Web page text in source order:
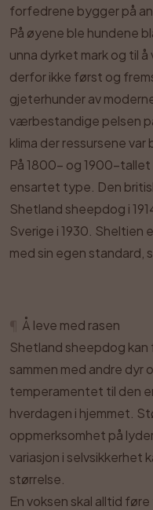
forfedrene bygger på
På øyene ble hundene
unna dyrket mark og til
derfor ikke først og
gjeterhunder av
værbestandige pelsen
klima der ressursene var
På 1800- og 1900-
ensartet type. Den
Shetland sheepdog i
Sverige i 1930. Sheltien
med sin egen standard,
Å leve med rasen
Shetland sheepdog kan
sammen med andre dyr
temperamentet til den
hverdagen i hjemmet.
oppmerksomhet på
variasjon i selvsikkerhet
størrelse.
En voksen skal alltid